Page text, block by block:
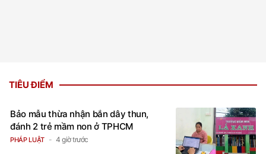
TIÊU ĐIỂM
Bảo mẫu thừa nhận bắn dây thun,
đánh 2 trẻ mầm non ở TPHCM
PHÁP LUẬT 4 giờ trước